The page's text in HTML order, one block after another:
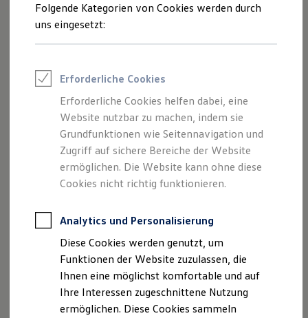
Feuerwehr
Rettungsdienste
ONE Business ID Vorteile
Fahrzeugsuche & Marktplatz
Digitaler Marktplatz
Kauf & Finanzierung
Online-Fahrzeugbewertung
Aktionen & Angebote
E-Auto-Förderung
Für Privatkunden
Für Gewerbekunden
Profi Paket
TopDeal
Zertifizierte Gebrauchtwagen
Für Privatkunden
Für Gewerbekunden
Leasing
Für Privatkunden
Für Gewerbekunden
Versicherungen & Garantien
Folgende Kategorien von Cookies werden durch
uns eingesetzt:
Erforderliche Cookies
Erforderliche Cookies helfen dabei, eine
Website nutzbar zu machen, indem sie
Grundfunktionen wie Seitennavigation und
Zugriff auf sichere Bereiche der Website
ermöglichen. Die Website kann ohne diese
Cookies nicht richtig funktionieren.
Analytics und Personalisierung
Diese Cookies werden genutzt, um
Funktionen der Website zuzulassen, die
Ihnen eine möglichst komfortable und auf
Ihre Interessen zugeschnittene Nutzung
ermöglichen. Diese Cookies sammeln